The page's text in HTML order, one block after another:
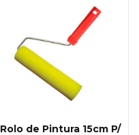
Rolo de Pintura 15cm P/